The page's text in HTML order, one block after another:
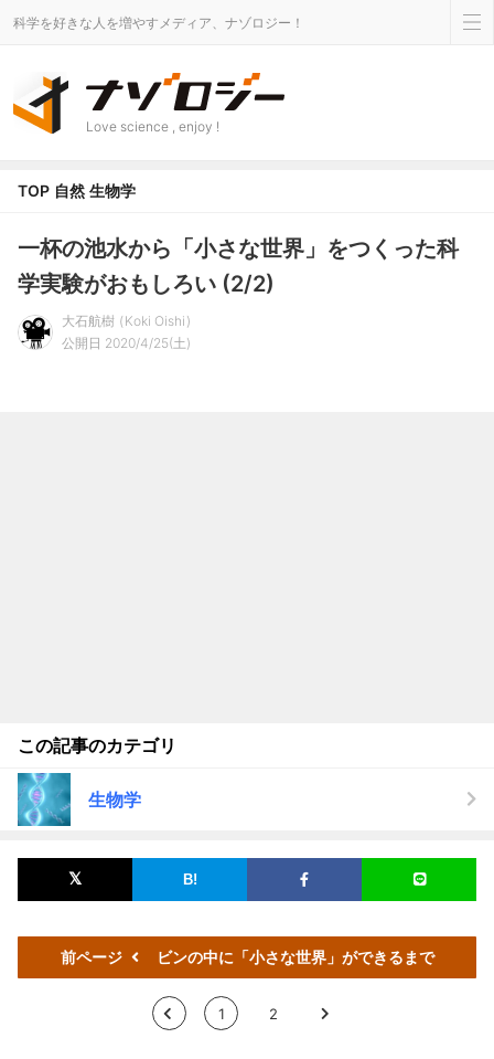
科学を好きな人を増やすメディア、ナゾロジー！
Love science , enjoy !
TOP 自然 生物学
一杯の池水から「小さな世界」をつくった科
学実験がおもしろい (2/2)
大石航樹
Koki Oishi
公開日 2020/4/25(土)
この記事のカテゴリ
生物学
前ページ ビンの中に「小さな世界」ができるまで
< 1 2 >